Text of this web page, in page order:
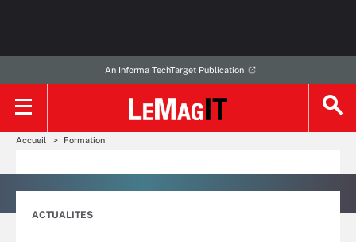
An Informa TechTarget Publication
Accueil Formation
ACTUALITES